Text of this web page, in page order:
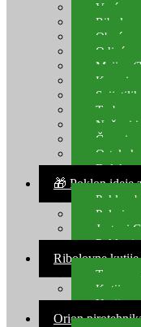
Vreće za
Obuća
Odjeća
Majice
Kape i
Torbe
Noževi i
Čamci
Ostala
🎁 Poklon ideje
Poklon
Jastuci
Pokloni
Ribolovne kutije
Kutije
Kutije
Orion